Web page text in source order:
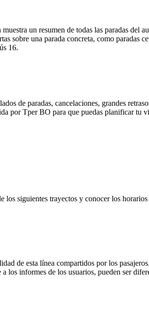
un resumen de todas las paradas del
sobre una parada concreta, como paradas
16.
de paradas, cancelaciones, grandes
por Tper BO para que puedas planificar tu
siguientes trayectos y conocer los
de esta línea compartidos por los
los informes de los usuarios, pueden ser